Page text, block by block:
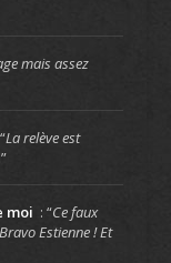
mais assez
La relève est
”
moi : “Ce faux
Estienne ! Et